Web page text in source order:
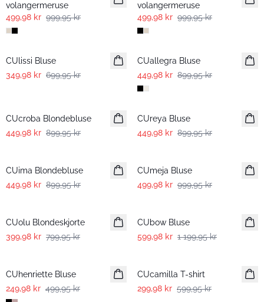
volangermeruse
499,98 kr 999,95 kr
volangermeruse
499,98 kr 999,95 kr
-50%
CUlissi Bluse
349,98 kr 699,95 kr
-50%
CUallegra Bluse
449,98 kr 899,95 kr
CUcroba Blondebluse
449,98 kr 899,95 kr
-50%
CUreya Bluse
449,98 kr 899,95 kr
CUima Blondebluse
449,98 kr 899,95 kr
CUmeja Bluse
499,98 kr 999,95 kr
CUolu Blondeskjorte
399,98 kr 799,95 kr
CUbow Bluse
599,98 kr 1 199,95 kr
CUhenriette Bluse
249,98 kr 499,95 kr
CUcamilla T-shirt
299,98 kr 599,95 kr